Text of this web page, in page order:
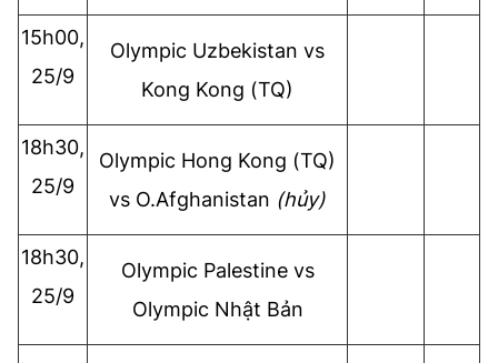
15h00,
25/9
Olympic Uzbekistan vs
Kong Kong (TQ)
18h30,
25/9
Olympic Hong Kong (TQ)
vs O.Afghanistan (hủy)
18h30,
25/9
OlympicPalestine vs
OlympicNhật Bản